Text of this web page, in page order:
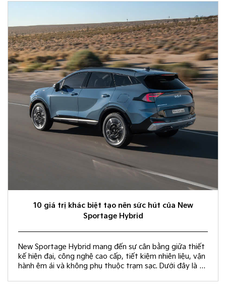
10 giá trị khác biệt tạo nên sức hút của New
Sportage Hybrid
New Sportage Hybrid mang đến sự cân bằng giữa thiết
kế hiện đại, công nghệ cao cấp, tiết kiệm nhiên liệu, vận
hành êm ái và không phụ thuộc trạm sạc. Dưới đây là 10